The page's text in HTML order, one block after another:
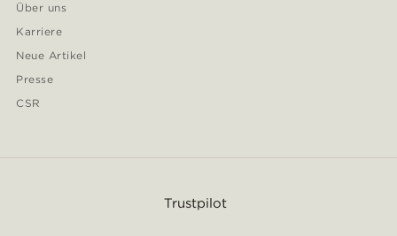
Über uns
Karriere
Neue Artikel
Presse
CSR
Trustpilot